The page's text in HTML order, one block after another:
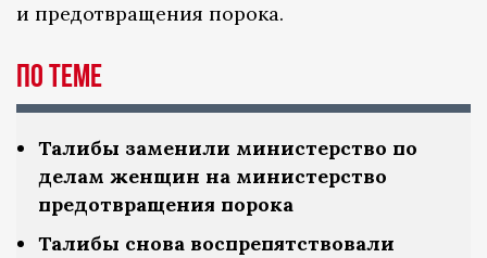
и предотвращения порока.
По теме
Талибы заменили министерство по
делам женщин на министерство
предотвращения порока
Талибы снова воспрепятствовали